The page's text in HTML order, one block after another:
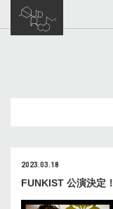
2023.03.18
FUNKIST 公演決定！